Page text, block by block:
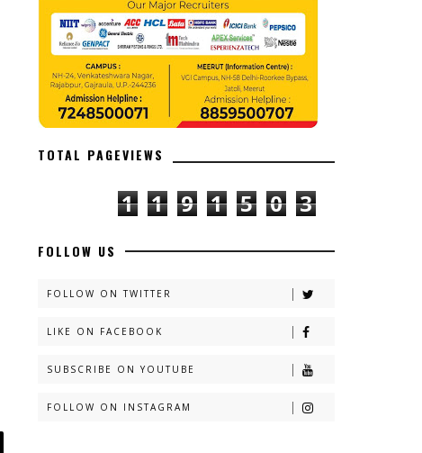
TOTAL PAGEVIEWS
1 1 9 1 5 0 3
FOLLOW US
FOLLOW ON TWITTER
LIKE ON FACEBOOK
SUBSCRIBE ON YOUTUBE
FOLLOW ON INSTAGRAM